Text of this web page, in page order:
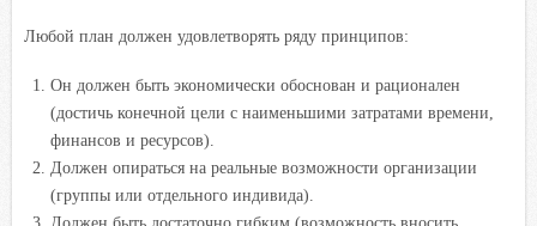
Любой план должен удовлетворять ряду принципов:
Он должен быть экономически обоснован и рационален
(достичь конечной цели с наименьшими затратами времени,
финансов и ресурсов).
Должен опираться на реальные возможности организации
(группы или отдельного индивида).